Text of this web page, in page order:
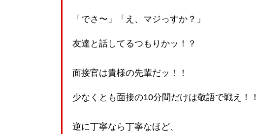
「でさ〜」「え、マジっすか？」
友達と話してるつもりかッ！？
面接官は貴様の先輩だッ！！
少なくとも面接の10分間だけは敬語で戦え！！
逆に丁寧なら丁寧なほど、